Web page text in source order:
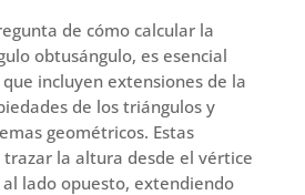
de cómo calcular la
obtusángulo, es esencial
incluyen extensiones de la
de los triángulos y
geométricos. Estas
la altura desde el vértice
lado opuesto, extendiendo